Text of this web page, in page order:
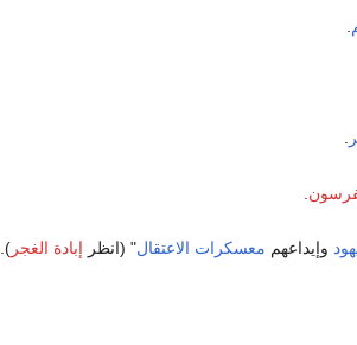
.
وإيداعهم معسكرات الاعتقال" (انظر إبادة الغجر).